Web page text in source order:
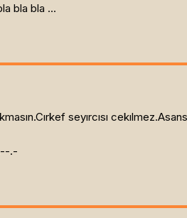
bla bla ...
seyırcısı
.-